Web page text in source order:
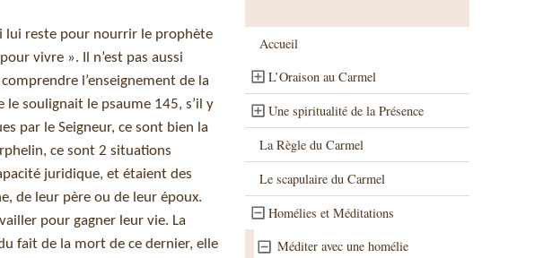
lui reste pour nourrir le prophète
vivre ». Il n’est pas aussi
l’enseignement de la
soulignait le psaume 145, s’il y
par le Seigneur, ce sont bien la
ce sont 2 situations
juridique, et étaient des
de leur père ou de leur époux.
pour gagner leur vie. La
fait de la mort de ce dernier, elle
Accueil
L’Oraison au Carmel
Une spiritualité de la Présence
La Règle du Carmel
Le scapulaire du Carmel
Homélies et Méditations
Méditer avec une homélie